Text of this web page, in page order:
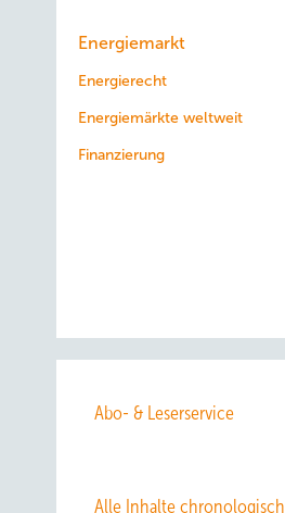
Energiemarkt
Energierecht
Energiemärkte weltweit
Finanzierung
Abo- & Leserservice
Alle Inhalte chronologisch